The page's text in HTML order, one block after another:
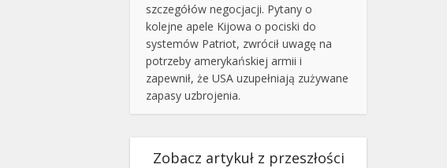
szczegółów negocjacji. Pytany o
kolejne apele Kijowa o pociski do
systemów Patriot, zwrócił uwagę na
potrzeby amerykańskiej armii i
zapewnił, że USA uzupełniają zużywane
zapasy uzbrojenia.
Zobacz artykuł z przeszłości